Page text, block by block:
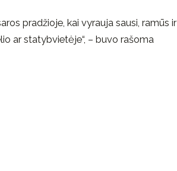
pradžioje, kai vyrauja sausi, ramūs ir
ar statybvietėje“, – buvo rašoma